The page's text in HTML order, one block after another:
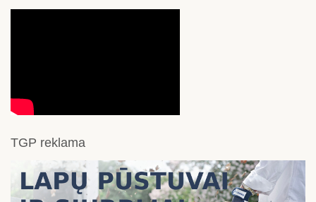
TGP reklama